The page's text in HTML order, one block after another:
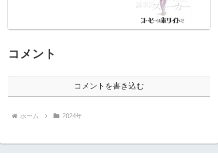
コメント
コメントを書き込む
ホーム 2024年